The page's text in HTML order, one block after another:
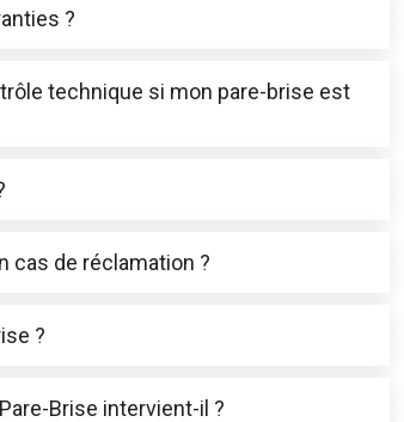
?
technique si mon pare-brise est
cas de réclamation ?
?
Brise intervient-il ?